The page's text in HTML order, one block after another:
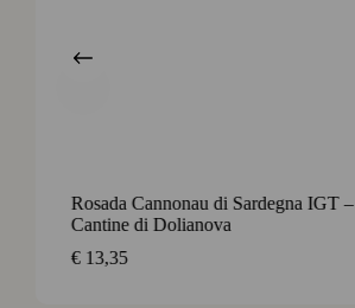
Rosada Cannonau di Sardegna IGT –
Cantine di Dolianova
€ 13,35